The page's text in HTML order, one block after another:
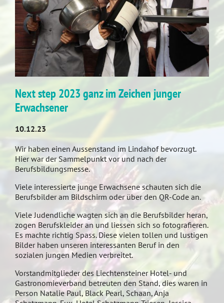
Next step 2023 ganz im Zeichen junger
Erwachsener
10.12.23
Wir haben einen Aussenstand im Lindahof bevorzugt.
Hier war der Sammelpunkt vor und nach der
Berufsbildungsmesse.
Viele interessierte junge Erwachsene schauten sich die
Berufsbilder am Bildschirm oder über den QR-Code an.
Viele Judendliche wagten sich an die Berufsbilder heran,
zogen Berufskleider an und liessen sich so fotografieren.
Es machte richtig Spass. Diese vielen tollen und lustigen
Bilder haben unseren interessanten Beruf in den
sozialen jungen Medien verbreitet.
Vorstandmitglieder des Liechtensteiner Hotel- und
Gastronomieverband betreuten den Stand, dies waren in
Person Natalie Paul, Black Pearl, Schaan, Anja